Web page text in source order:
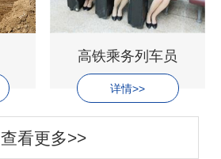
高铁乘务列车员
详情>>
查看更多>>